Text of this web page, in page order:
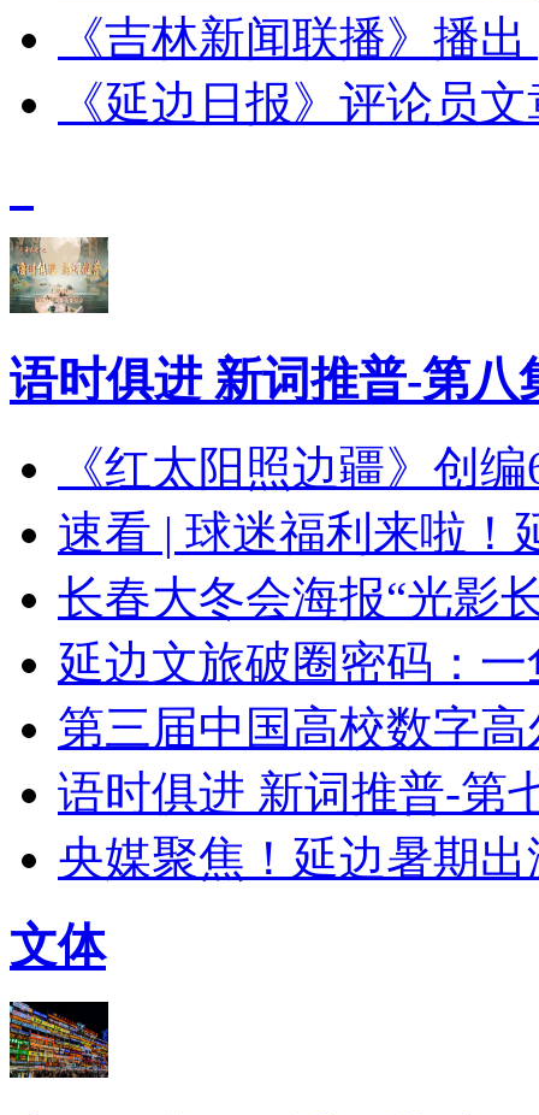
《吉林新闻联播》播
《延边日报》评论员
语时俱进 新词推普-第八
《红太阳照边疆》创
速看 | 球迷福利来啦！
长春大冬会海报“光影
延边文旅破圈密码：
第三届中国高校数字
语时俱进 新词推普-第
央媒聚焦！延边暑期
文体